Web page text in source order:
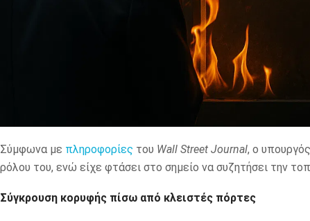
Σύμφωνα με πληροφορίες του Wall Street Journal, ο
ρόλου του, ενώ είχε φτάσει στο σημείο να συζητήσει την
Σύγκρουση κορυφής πίσω από κλειστές πόρτες